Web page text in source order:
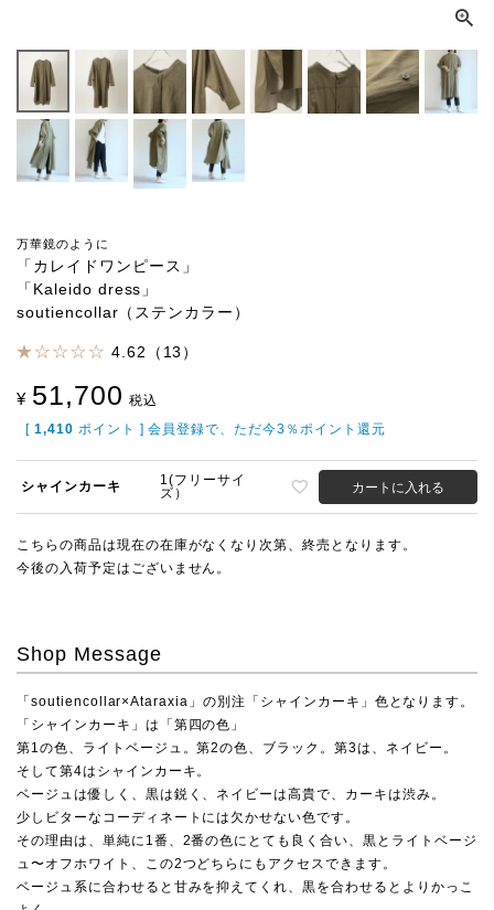
万華鏡のように
「カレイドワンピース」
「Kaleido dress」
soutiencollar（ステンカラー）
4.62（13）
¥ 51,700 税込
[ 1,410 ポイント ] 会員登録で、ただ今3％ポイント還元
シャインカーキ
1(フリーサイ
ズ）
カートに入れる
こちらの商品は現在の在庫がなくなり次第、終売となります。
今後の入荷予定はございません。
Shop Message
「soutiencollar×Ataraxia」の別注「シャインカーキ」色となります。
「シャインカーキ」は「第四の色」
第1の色、ライトベージュ。第2の色、ブラック。第3は、ネイビー。
そして第4はシャインカーキ。
ベージュは優しく、黒は鋭く、ネイビーは高貴で、カーキは渋み。
少しビターなコーディネートには欠かせない色です。
その理由は、単純に1番、2番の色にとても良く合い、黒とライトベージ
ュ〜オフホワイト、この2つどちらにもアクセスできます。
ベージュ系に合わせると甘みを抑えてくれ、黒を合わせるとよりかっこ